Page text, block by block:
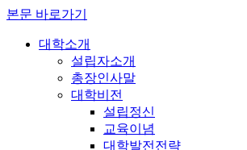
본문 바로가기
대학소개
설립자소개
총장인사말
대학비전
설립정신
교육이념
대학발전전략